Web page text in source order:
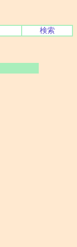
検索